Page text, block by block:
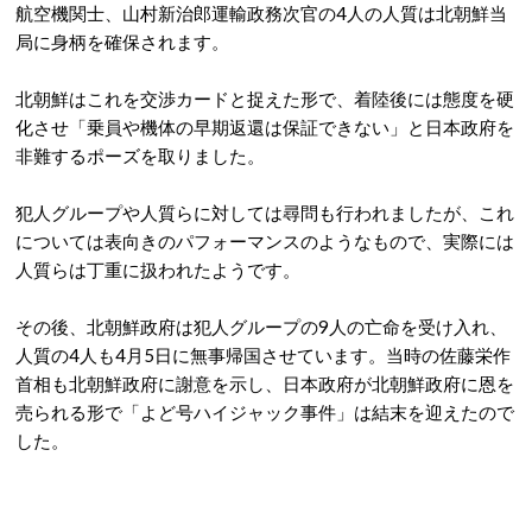
航空機関士、山村新治郎運輸政務次官の4人の人質は北朝鮮当
局に身柄を確保されます。
北朝鮮はこれを交渉カードと捉えた形で、着陸後には態度を硬
化させ「乗員や機体の早期返還は保証できない」と日本政府を
非難するポーズを取りました。
犯人グループや人質らに対しては尋問も行われましたが、これ
については表向きのパフォーマンスのようなもので、実際には
人質らは丁重に扱われたようです。
その後、北朝鮮政府は犯人グループの9人の亡命を受け入れ、
人質の4人も4月5日に無事帰国させています。当時の佐藤栄作
首相も北朝鮮政府に謝意を示し、日本政府が北朝鮮政府に恩を
売られる形で「よど号ハイジャック事件」は結末を迎えたので
した。